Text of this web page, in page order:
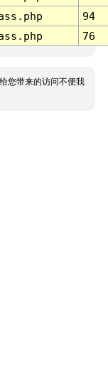
94
76
您带来的访问不便我